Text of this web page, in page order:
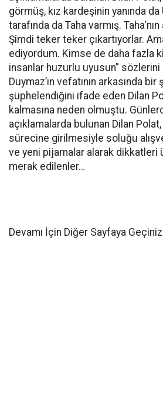
görmüş, kız kardeşinin yanında
tarafında da Taha varmış.
Şimdi teker teker çıkartıyorlar.
ediyordum. Kimse de daha fazla
insanlar huzurlu uyusun”
Duymaz’ın vefatının arkasında
şüphelendiğini ifade eden Dilan
kalmasına neden olmuştu.
açıklamalarda bulunan Dilan
sürecine girilmesiyle soluğu
ve yeni pijamalar alarak dikkatleri
merak edilenler…
Devamı İçin Diğer Sayfaya